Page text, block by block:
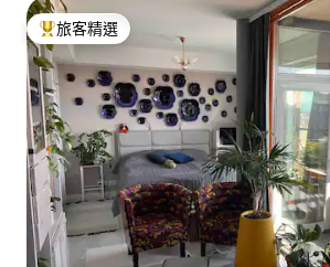
旅客精選榜首
旅客精選